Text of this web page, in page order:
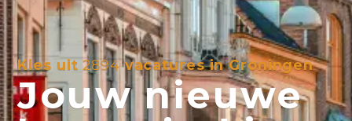
Kies uit2894vacatures in Groningen
Jouw nieuwe